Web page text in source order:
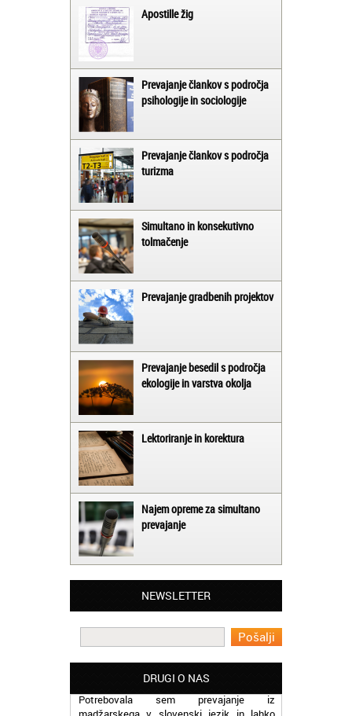
Apostille žig
Prevajanje člankov s področja
psihologije in sociologije
Prevajanje člankov s področja
turizma
Simultano in konsekutivno
tolmačenje
Prevajanje gradbenih projektov
Prevajanje besedil s področja
ekologije in varstva okolja
Lektoriranje in korektura
Najem opreme za simultano
prevajanje
NEWSLETTER
DRUGI O NAS
Matjaž iz Ajdovščine:
Lahko pohvalim vse zaposlene v Akademiji
Oxford, ker so resnično profesionalni in
prevajalske storitve opravljajo hitro in
Martina iz Bleda:
Potrebovala sem prevajanje iz
madžarskega v slovenski jezik in lahko